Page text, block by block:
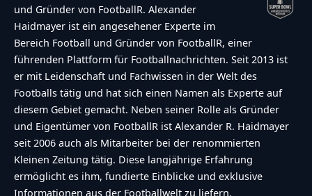
und Gründer von FootballR. Alexander
Haidmayer ist ein angesehener Experte im
Bereich Football und Gründer von FootballR, einer
führenden Plattform für Footballnachrichten. Seit 2013 ist
er mit Leidenschaft und Fachwissen in der Welt des
Footballs tätig und hat sich einen Namen als Experte auf
diesem Gebiet gemacht. Neben seiner Rolle als Gründer
und Eigentümer von FootballR ist Alexander R. Haidmayer
seit 2006 auch als Mitarbeiter bei der renommierten
Kleinen Zeitung tätig. Diese langjährige Erfahrung
ermöglicht es ihm, fundierte Einblicke und exklusive
Informationen aus der Footballwelt zu liefern.